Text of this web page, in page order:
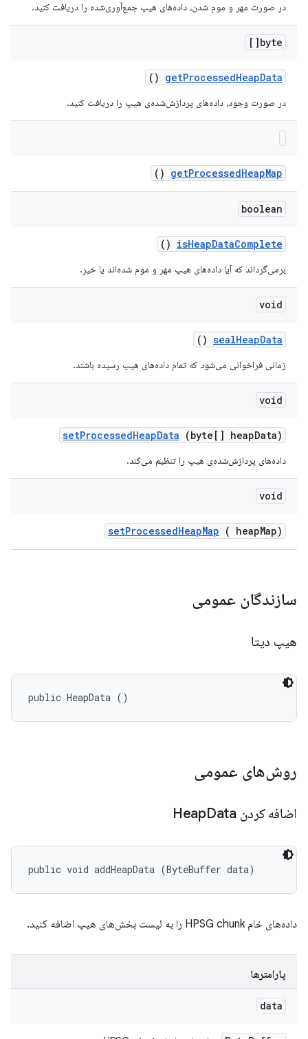
در صورت مهر و موم شدن، داده‌های هیپ جمع‌آوری‌شده را دریافت کنید.
byte[]
getProcessedHeapData
()
در صورت وجود، داده‌های پردازش‌شده‌ی هیپ را دریافت کنید.
getProcessedHeapMap
()
boolean
isHeapDataComplete
()
برمی‌گرداند که آیا داده‌های هیپ مهر و موم شده‌اند یا خیر.
void
sealHeapData
()
زمانی فراخوانی می‌شود که تمام داده‌های هیپ رسیده باشند.
void
setProcessedHeapData (byte[] heapData)
داده‌های پردازش‌شده‌ی هیپ را تنظیم می‌کند.
void
setProcessedHeapMap ( heapMap)
سازندگان عمومی
هیپ دیتا
public HeapData ()
روش‌های عمومی
اضافه کردن HeapData
public void addHeapData (ByteBuffer data)
داده‌های خام HPSG chunk را به لیست بخش‌های هیپ اضافه کنید.
پارامترها
data